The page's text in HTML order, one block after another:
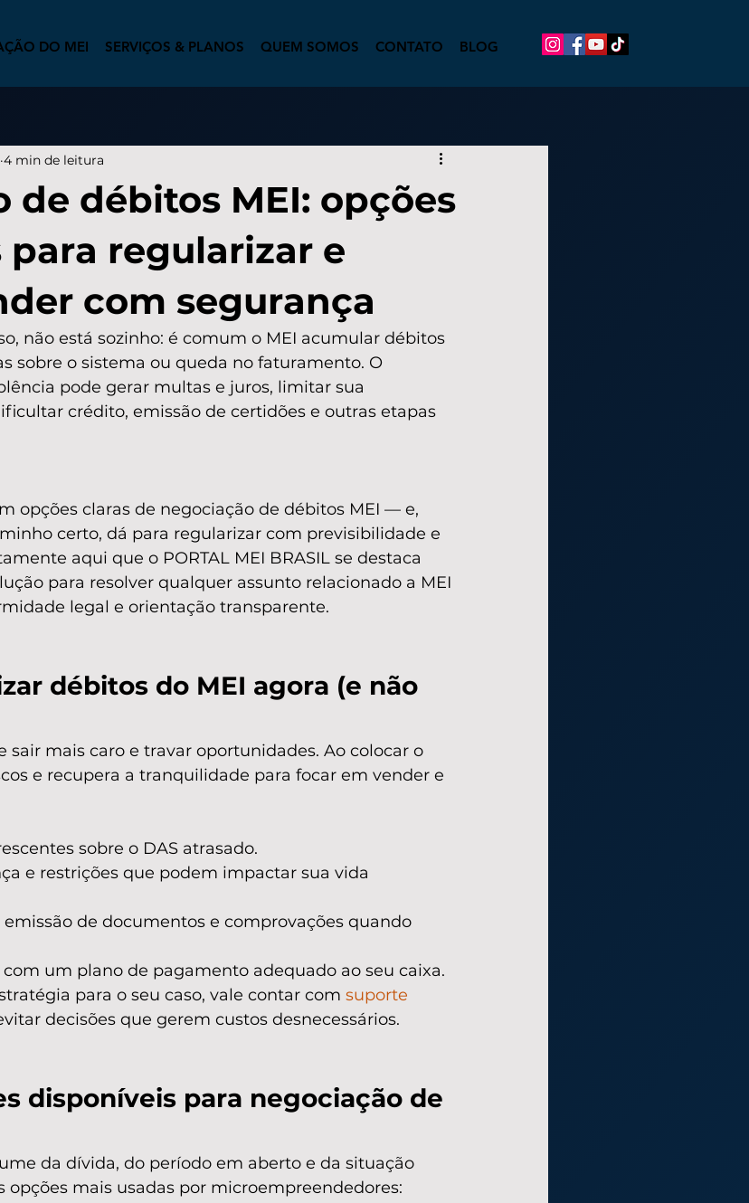
DO MEI SERVIÇOS & PLANOS QUEM SOMOS CONTATO BLOG
de débitos MEI: opções
regularizar e
com segurança
4 min de leitura
não está sozinho: é comum o MEI acumular débitos
sobre o sistema ou queda no faturamento. O
pode gerar multas e juros, limitar sua
crédito, emissão de certidões e outras etapas
opções claras de negociação de débitos MEI — e,
certo, dá para regularizar com previsibilidade e
aqui que o PORTAL MEI BRASIL se destaca
para resolver qualquer assunto relacionado a MEI
legal e orientação transparente.
débitos do MEI agora (e não
sair mais caro e travar oportunidades. Ao colocar o
e recupera a tranquilidade para focar em vender e
sobre o DAS atrasado.
e restrições que podem impactar sua vida
emissão de documentos e comprovações quando
um plano de pagamento adequado ao seu caixa.
para o seu caso, vale contar com suporte
decisões que gerem custos desnecessários.
disponíveis para negociação de
da dívida, do período em aberto e da situação
opções mais usadas por microempreendedores: